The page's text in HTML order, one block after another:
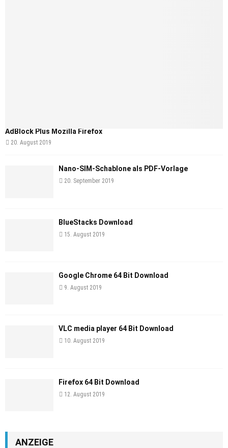
AdBlock Plus Mozilla Firefox
20. August 2019
Nano-SIM-Schablone als PDF-Vorlage
20. September 2019
BlueStacks Download
15. August 2019
Google Chrome 64 Bit Download
9. August 2019
VLC media player 64 Bit Download
10. August 2019
Firefox 64 Bit Download
12. August 2019
ANZEIGE